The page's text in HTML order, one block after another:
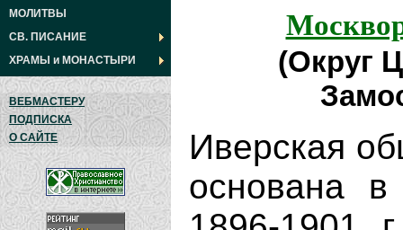
МОЛИТВЫ
СВ. ПИСАНИЕ
ХРАМЫ и МОНАСТЫРИ
ВЕБМАСТЕРУ
ПОДПИСКА
О САЙТЕ
(Округ
Иверская
основана